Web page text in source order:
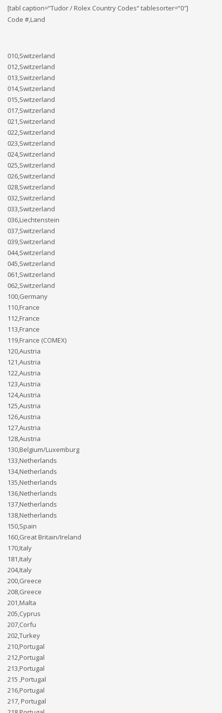
[tabl caption=“Tudor / Rolex Country Codes“ tablesorter=“0″]
Code #,Land
010,Switzerland
012,Switzerland
013,Switzerland
014,Switzerland
015,Switzerland
017,Switzerland
021,Switzerland
022,Switzerland
023,Switzerland
024,Switzerland
025,Switzerland
026,Switzerland
028,Switzerland
032,Switzerland
033,Switzerland
036,Liechtenstein
037,Switzerland
039,Switzerland
044,Switzerland
045,Switzerland
061,Switzerland
062,Switzerland
100,Germany
110,France
112,France
113,France
119,France (COMEX)
120,Austria
121,Austria
122,Austria
123,Austria
124,Austria
125,Austria
126,Austria
127,Austria
128,Austria
130,Belgium/Luxemburg
133,Netherlands
134,Netherlands
135,Netherlands
136,Netherlands
137,Netherlands
138,Netherlands
150,Spain
160,Great Britain/Ireland
170,Italy
181,Italy
204,Italy
200,Greece
208,Greece
201,Malta
205,Cyprus
207,Corfu
202,Turkey
210,Portugal
212,Portugal
213,Portugal
215 ,Portugal
216,Portugal
217, Portugal